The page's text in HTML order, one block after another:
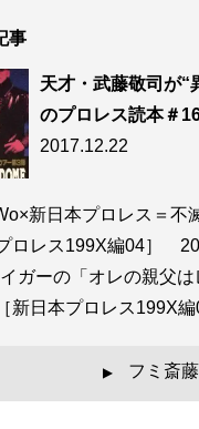
事
天才・武藤敬司が
のプロレス読本＃
2017.12.22
新日本プロレス＝
ロレス199X編04］
ガーの「オレの親父
新日本プロレス199X
▲ フミ斎